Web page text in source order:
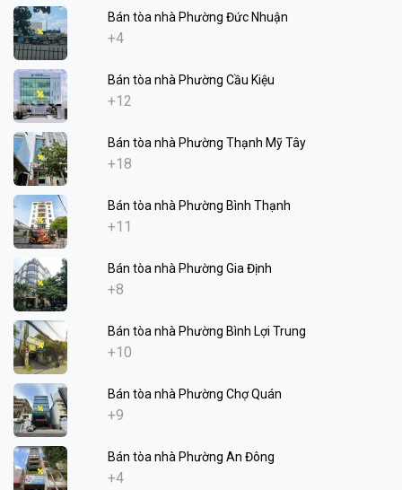
Bán tòa nhà Phường Đức Nhuận
+4
Bán tòa nhà Phường Cầu Kiệu
+12
Bán tòa nhà Phường Thạnh Mỹ Tây
+18
Bán tòa nhà Phường Bình Thạnh
+11
Bán tòa nhà Phường Gia Định
+8
Bán tòa nhà Phường Bình Lợi Trung
+10
Bán tòa nhà Phường Chợ Quán
+9
Bán tòa nhà Phường An Đông
+4